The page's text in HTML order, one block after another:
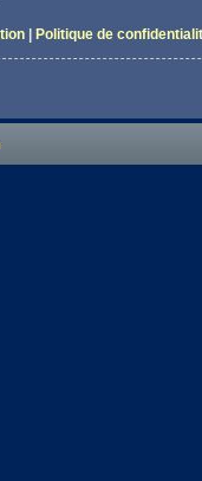
|Politique de